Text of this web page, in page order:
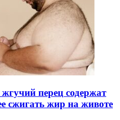
перец содержат
сжигать жир на животе